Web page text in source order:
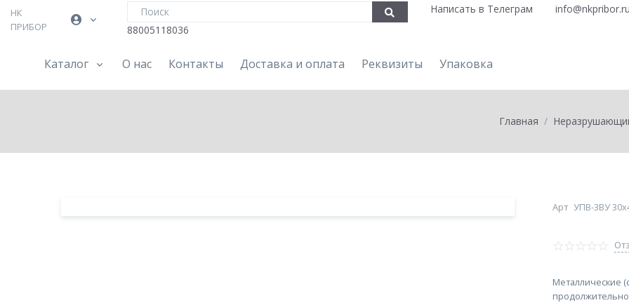
НК
ПРИБОР
Написать в Телеграм info@nkpribor.ru
88005118036
Каталог
О нас Контакты Доставка и оплата Реквизиты Упаковка
Главная
Арт УПВ-3ВУ
Металлические